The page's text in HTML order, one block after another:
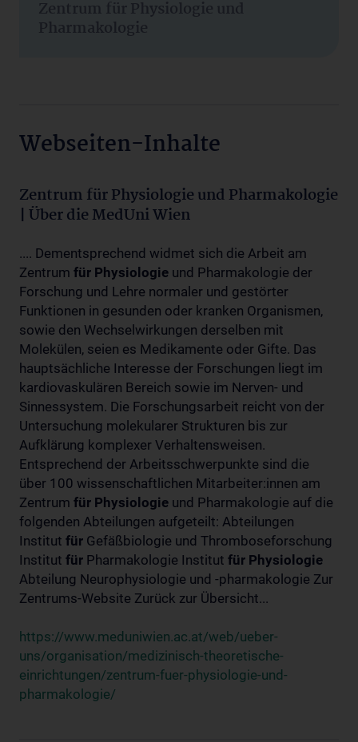
Zentrum für Physiologie und
Pharmakologie
Webseiten-Inhalte
Zentrum für Physiologie und Pharmakologie
| Über die MedUni Wien
.... Dementsprechend widmet sich die Arbeit am
Zentrum für Physiologie und Pharmakologie der
Forschung und Lehre normaler und gestörter
Funktionen in gesunden oder kranken Organismen,
sowie den Wechselwirkungen derselben mit
Molekülen, seien es Medikamente oder Gifte. Das
hauptsächliche Interesse der Forschungen liegt im
kardiovaskulären Bereich sowie im Nerven- und
Sinnessystem. Die Forschungsarbeit reicht von der
Untersuchung molekularer Strukturen bis zur
Aufklärung komplexer Verhaltensweisen.
Entsprechend der Arbeitsschwerpunkte sind die
über 100 wissenschaftlichen Mitarbeiter:innen am
Zentrum für Physiologie und Pharmakologie auf die
folgenden Abteilungen aufgeteilt: Abteilungen
Institut für Gefäßbiologie und Thromboseforschung
Institut für Pharmakologie Institut für Physiologie
Abteilung Neurophysiologie und -pharmakologie Zur
Zentrums-Website Zurück zur Übersicht...
https://www.meduniwien.ac.at/web/ueber-
uns/organisation/medizinisch-theoretische-
einrichtungen/zentrum-fuer-physiologie-und-
pharmakologie/